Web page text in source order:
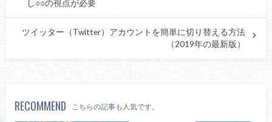
し○○の視点が必要
ツイッター（Twitter）アカウントを簡単に切り替える方法
（2019年の最新版）
RECOMMEND こちらの記事も人気です。